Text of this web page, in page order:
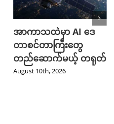
အာကာသထဲမှာ AI ဒေ
တာစင်တာကြီးတွေ
တည်ဆောက်မယ့် တရုတ်
August 10th, 2026